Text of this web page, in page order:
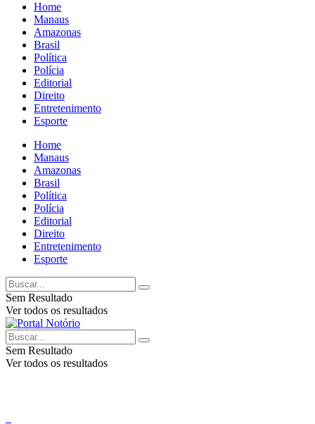
Home
Manaus
Amazonas
Brasil
Política
Polícia
Editorial
Direito
Entretenimento
Esporte
Home
Manaus
Amazonas
Brasil
Política
Polícia
Editorial
Direito
Entretenimento
Esporte
Sem Resultado
Ver todos os resultados
Sem Resultado
Ver todos os resultados